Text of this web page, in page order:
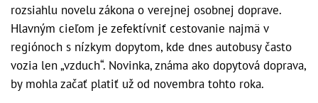
rozsiahlu novelu zákona o verejnej osobnej doprave.
Hlavným cieľom je zefektívniť cestovanie najmä v
regiónoch s nízkym dopytom, kde dnes autobusy často
vozia len „vzduch“. Novinka, známa ako dopytová doprava,
by mohla začať platiť už od novembra tohto roka.